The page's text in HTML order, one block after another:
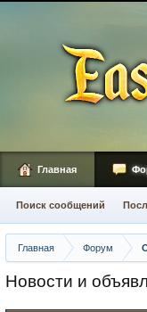
Главная Форум
Новости и
Главная
Поиск сообщений